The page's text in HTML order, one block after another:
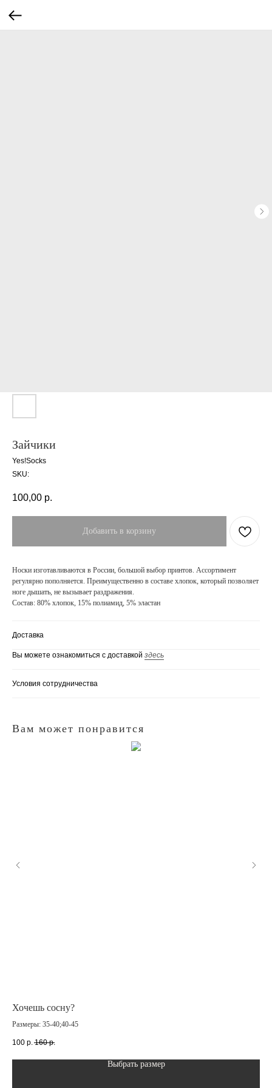
Зайчики
Yes!Socks
SKU:
100,00 р.
Добавить в корзину
Носки изготавливаются в России, большой выбор принтов. Ассортимент
регулярно пополняется. Преимущественно в составе хлопок, который позволяет
ноге дышать, не вызывает раздражения.
Состав: 80% хлопок, 15% полиамид, 5% эластан
Доставка
Вы можете ознакомиться с доставкой здесь
Условия сотрудничества
Вам может понравится
Хочешь сосну?
Размеры: 35-40;40-45
100 р. 160 р.
Выбрать размер